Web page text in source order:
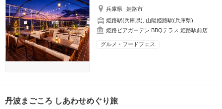
兵庫県
姫路市
姫路駅(兵庫県)
山陽姫路駅(兵庫県)
姫路ビアガーデン BBQテラス 姫路駅前店
グルメ・フードフェス
丹波まごころ しあわせめぐり旅